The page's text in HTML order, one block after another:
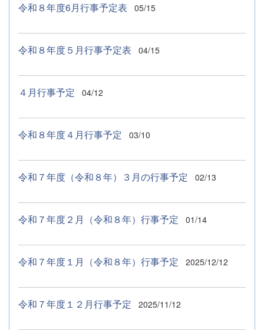
令和８年度6月行事予定表 05/15
令和８年度５月行事予定表 04/15
４月行事予定 04/12
令和８年度４月行事予定 03/10
令和７年度（令和８年）３月の行事予定 02/13
令和７年度２月（令和８年）行事予定 01/14
令和７年度１月（令和８年）行事予定 2025/12/12
令和７年度１２月行事予定 2025/11/12